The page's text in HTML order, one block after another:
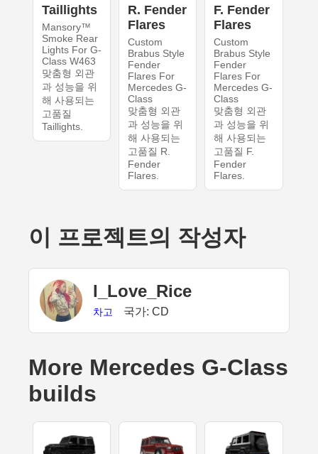
Taillights
Mansory™
Smoke Rear
Lights For G-
Class W463
맞춤형 외관
과 성능을 위
해 사용되는
고품질
Taillights.
R. Fender
Flares
Custom
Brabus Style
Fender
Flares For
Mercedes G-
Class
맞춤형 외관
과 성능을 위
해 사용되는
고품질 R.
Fender
Flares.
F. Fender
Flares
Custom
Brabus Style
Fender
Flares For
Mercedes G-
Class
맞춤형 외관
과 성능을 위
해 사용되는
고품질 F.
Fender
Flares.
이 프로젝트의 작성자
I_Love_Rice
차고 국가: CD
More Mercedes G-Class
builds